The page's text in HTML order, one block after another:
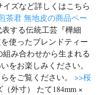
ズなど詳しくはこちら
茶君 無地皮の商品ペー
する伝統工芸『樺細
使ったブレンドティー
み合わせから生まれる
をお楽しみください。
をご覧ください。 >>桜
外寸） たて184mm ×